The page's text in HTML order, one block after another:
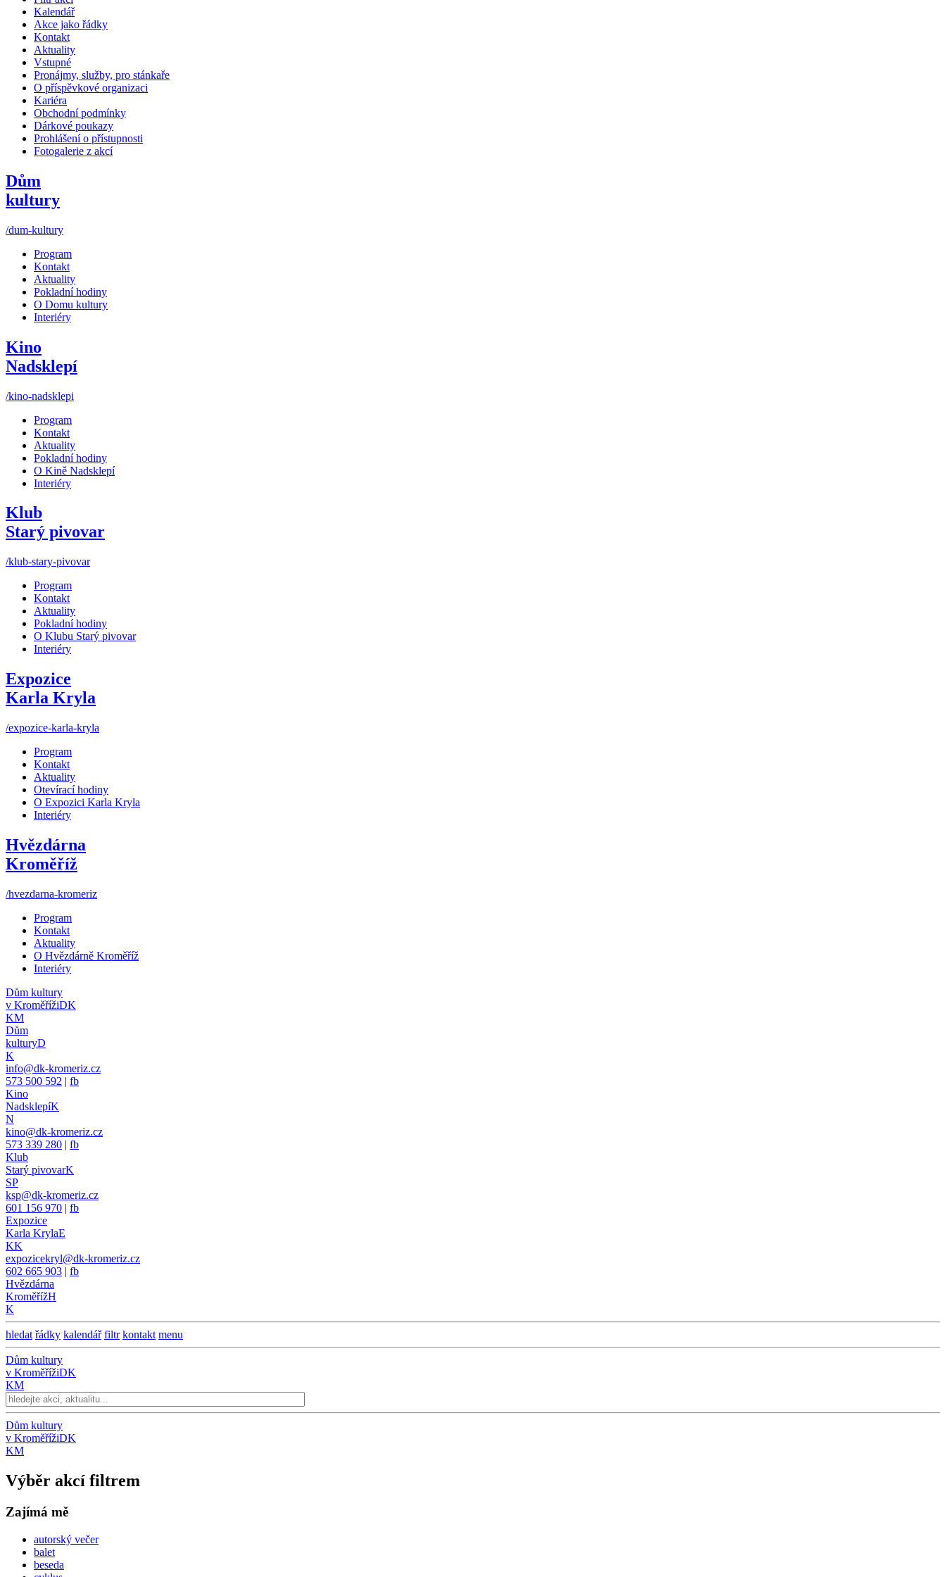
Kalendář
Akce jako řádky
Kontakt
Aktuality
Vstupné
Pronájmy, služby, pro stánkaře
O příspěvkové organizaci
Kariéra
Obchodní podmínky
Dárkové poukazy
Prohlášení o přístupnosti
Fotogalerie z akcí
Dům
kultury
/dum-kultury
Program
Kontakt
Aktuality
Pokladní hodiny
O Domu kultury
Interiéry
Kino
Nadsklepí
/kino-nadsklepi
Program
Kontakt
Aktuality
Pokladní hodiny
O Kině Nadsklepí
Interiéry
Klub
Starý pivovar
/klub-stary-pivovar
Program
Kontakt
Aktuality
Pokladní hodiny
O Klubu Starý pivovar
Interiéry
Expozice
Karla Kryla
/expozice-karla-kryla
Program
Kontakt
Aktuality
Otevírací hodiny
O Expozici Karla Kryla
Interiéry
Hvězdárna
Kroměříž
/hvezdarna-kromeriz
Program
Kontakt
Aktuality
O Hvězdárně Kroměříž
Interiéry
Dům kultury
v KroměřížiDK
KM
Dům
kulturyD
K
info@dk-kromeriz.cz
573 500 592 | fb
Kino
NadsklepíK
N
kino@dk-kromeriz.cz
573 339 280 | fb
Klub
Starý pivovarK
SP
ksp@dk-kromeriz.cz
601 156 970 | fb
Expozice
Karla KrylaE
KK
expozicekryl@dk-kromeriz.cz
602 665 903 | fb
Hvězdárna
KroměřížH
K
hledat řádky kalendář filtr kontakt menu
Dům kultury
v KroměřížiDK
KM
Dům kultury
v KroměřížiDK
KM
Výběr akcí filtrem
Zajímá mě
autorský večer
balet
beseda